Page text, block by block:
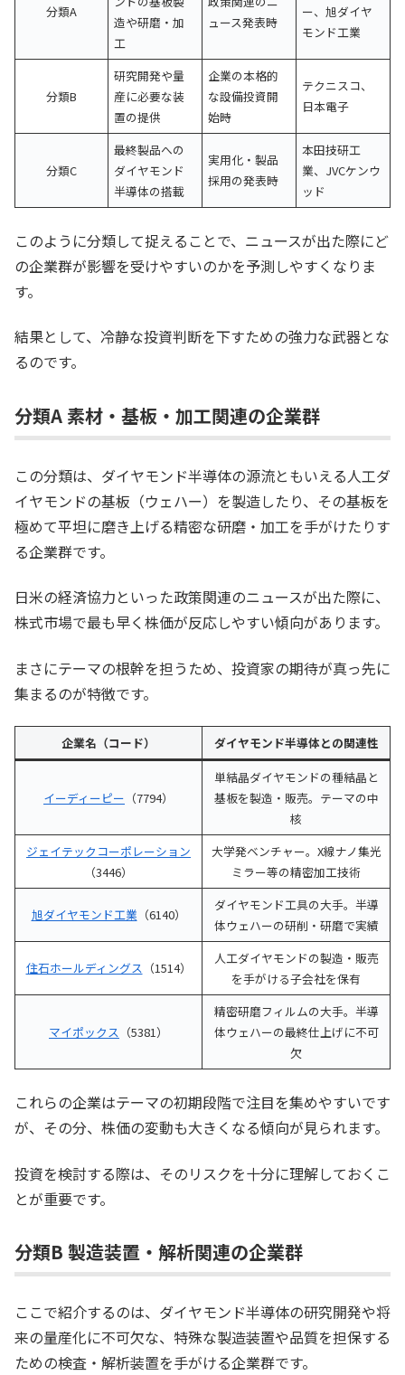
分類A
造や研磨・加
工
ュース発表時
ー、旭ダイヤ
モンド工業
分類B
研究開発や量
産に必要な装
置の提供
企業の本格的
な設備投資開
始時
テクニスコ、
日本電子
分類C
最終製品への
ダイヤモンド
半導体の搭載
実用化・製品
採用の発表時
本田技研工
業、JVCケンウ
ッド
このように分類して捉えることで、ニュースが出た際にど
の企業群が影響を受けやすいのかを予測しやすくなりま
す。
結果として、冷静な投資判断を下すための強力な武器とな
るのです。
分類A 素材・基板・加工関連の企業群
この分類は、ダイヤモンド半導体の源流ともいえる人工ダ
イヤモンドの基板（ウェハー）を製造したり、その基板を
極めて平坦に磨き上げる精密な研磨・加工を手がけたりす
る企業群です。
日米の経済協力といった政策関連のニュースが出た際に、
株式市場で最も早く株価が反応しやすい傾向があります。
まさにテーマの根幹を担うため、投資家の期待が真っ先に
集まるのが特徴です。
企業名（コード） ダイヤモンド半導体との関連性
イーディーピー （7794）
単結晶ダイヤモンドの種結晶と
基板を製造・販売。テーマの中
核
ジェイテックコーポレーション
（3446）
大学発ベンチャー。X線ナノ集光
ミラー等の精密加工技術
旭ダイヤモンド工業 （6140）
ダイヤモンド工具の大手。半導
体ウェハーの研削・研磨で実績
住石ホールディングス （1514）
人工ダイヤモンドの製造・販売
を手がける子会社を保有
マイポックス （5381）
精密研磨フィルムの大手。半導
体ウェハーの最終仕上げに不可
欠
これらの企業はテーマの初期段階で注目を集めやすいです
が、その分、株価の変動も大きくなる傾向が見られます。
投資を検討する際は、そのリスクを十分に理解しておくこ
とが重要です。
分類B 製造装置・解析関連の企業群
ここで紹介するのは、ダイヤモンド半導体の研究開発や将
来の量産化に不可欠な、特殊な製造装置や品質を担保する
ための検査・解析装置を手がける企業群です。